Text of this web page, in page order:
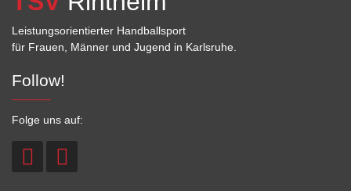
Leistungsorientierter Handballsport
für Frauen, Männer und Jugend in Karlsruhe.
Follow!
Folge uns auf: